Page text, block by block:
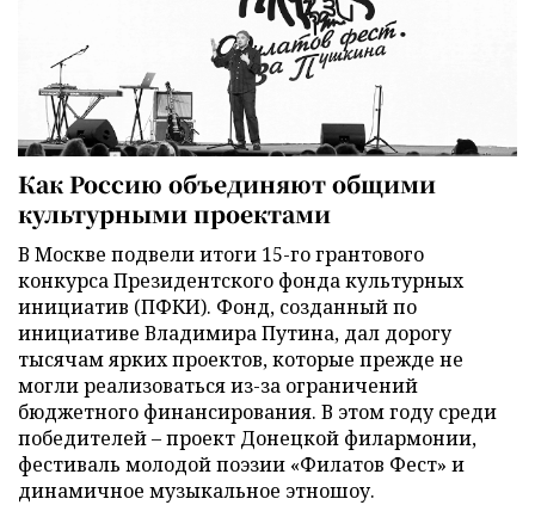
Как Россию объединяют общими
культурными проектами
В Москве подвели итоги 15-го грантового
конкурса Президентского фонда культурных
инициатив (ПФКИ). Фонд, созданный по
инициативе Владимира Путина, дал дорогу
тысячам ярких проектов, которые прежде не
могли реализоваться из-за ограничений
бюджетного финансирования. В этом году среди
победителей – проект Донецкой филармонии,
фестиваль молодой поэзии «Филатов Фест» и
динамичное музыкальное этношоу.